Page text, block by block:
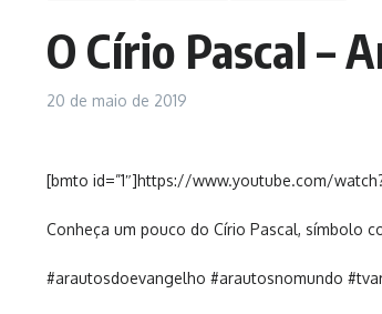
O Círio Pascal –
20 de maio de 2019
[bmto id=”1″]https://www.youtube.com/
Conheça um pouco do Círio Pascal, símbolo
#arautosdoevangelho #arautosnomundo